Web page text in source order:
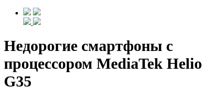
Недорогие смартфоны с
процессором MediaTek Helio
G35